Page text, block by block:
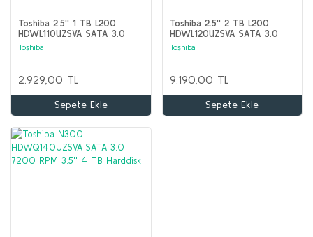
Toshiba 2.5'' 1 TB L200
HDWL110UZSVA SATA 3.0
5400 RPM Hard Disk
Toshiba
2.929,00 TL
Sepete Ekle
Toshiba 2.5'' 2 TB L200
HDWL120UZSVA SATA 3.0
5400 RPM Hard Disk
Toshiba
9.190,00 TL
Sepete Ekle